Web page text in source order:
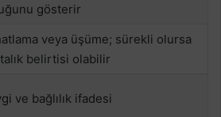
gösterir
veya üşüme; sürekli olursa
belirtisi olabilir
ve bağlılık ifadesi